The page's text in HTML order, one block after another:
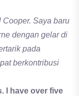
Saya baru
dengan gelar di
pada
berkontribusi
I have over five